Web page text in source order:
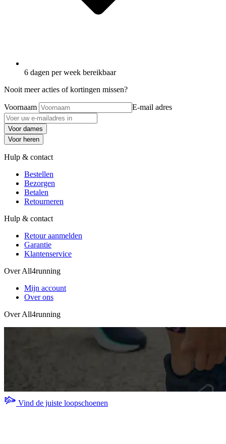
6 dagen per week bereikbaar
Nooit meer acties of kortingen missen?
Voornaam E-mail adres
Voor dames
Voor heren
Hulp & contact
Bestellen
Bezorgen
Betalen
Retourneren
Hulp & contact
Retour aanmelden
Garantie
Klantenservice
Over All4running
Mijn account
Over ons
Over All4running
Vind de juiste loopschoenen